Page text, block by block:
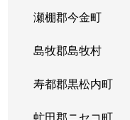
瀬棚郡今金町
島牧郡島牧村
寿都郡黒松内町